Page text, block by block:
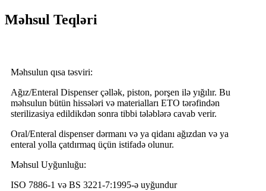
Məhsul Teqləri
Məhsulun qısa təsviri:
Ağız/Enteral Dispenser çəllək, piston, porşen ilə yığılır. Bu
məhsulun bütün hissələri və materialları ETO tərəfindən
sterilizasiya edildikdən sonra tibbi tələblərə cavab verir.
Oral/Enteral dispenser dərmanı və ya qidanı ağızdan və ya
enteral yolla çatdırmaq üçün istifadə olunur.
Məhsul Uyğunluğu:
ISO 7886-1 və BS 3221-7:1995-ə uyğundur